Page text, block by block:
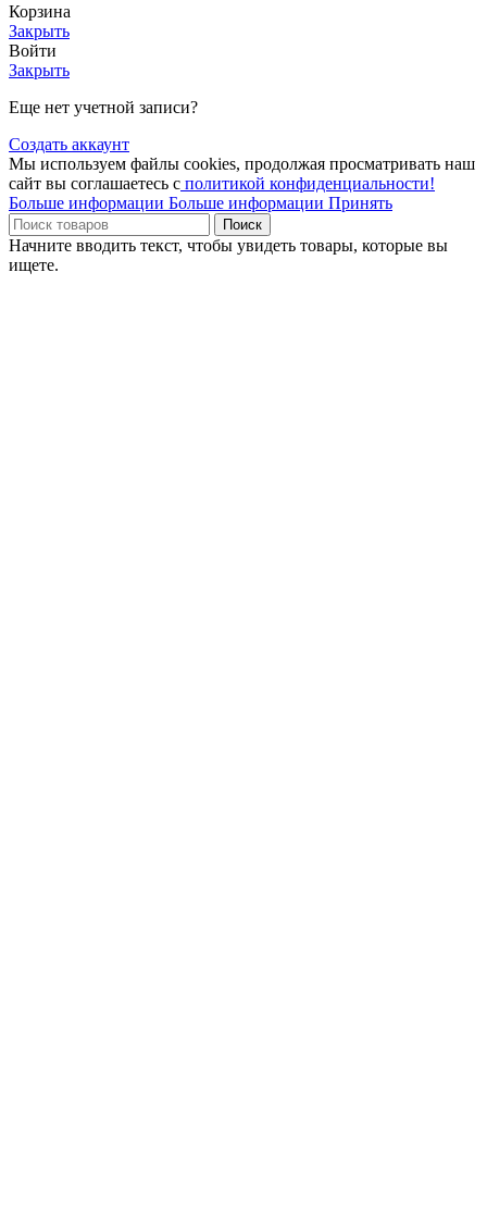
Корзина
Закрыть
Войти
Закрыть
Еще нет учетной записи?
Создать аккаунт
Мы используем файлы cookies, продолжая просматривать наш
сайт вы соглашаетесь с политикой конфиденциальности!
Больше информации Больше информации Принять
Поиск
Начните вводить текст, чтобы увидеть товары, которые вы
ищете.